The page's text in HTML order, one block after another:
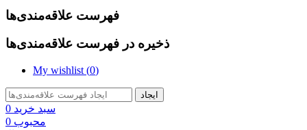
فهرست علاقه‌مندی‌ها
ذخیره در فهرست علاقه‌مندی‌ها
My wishlist (0)
ایجاد
سبد خرید 0
محبوب 0